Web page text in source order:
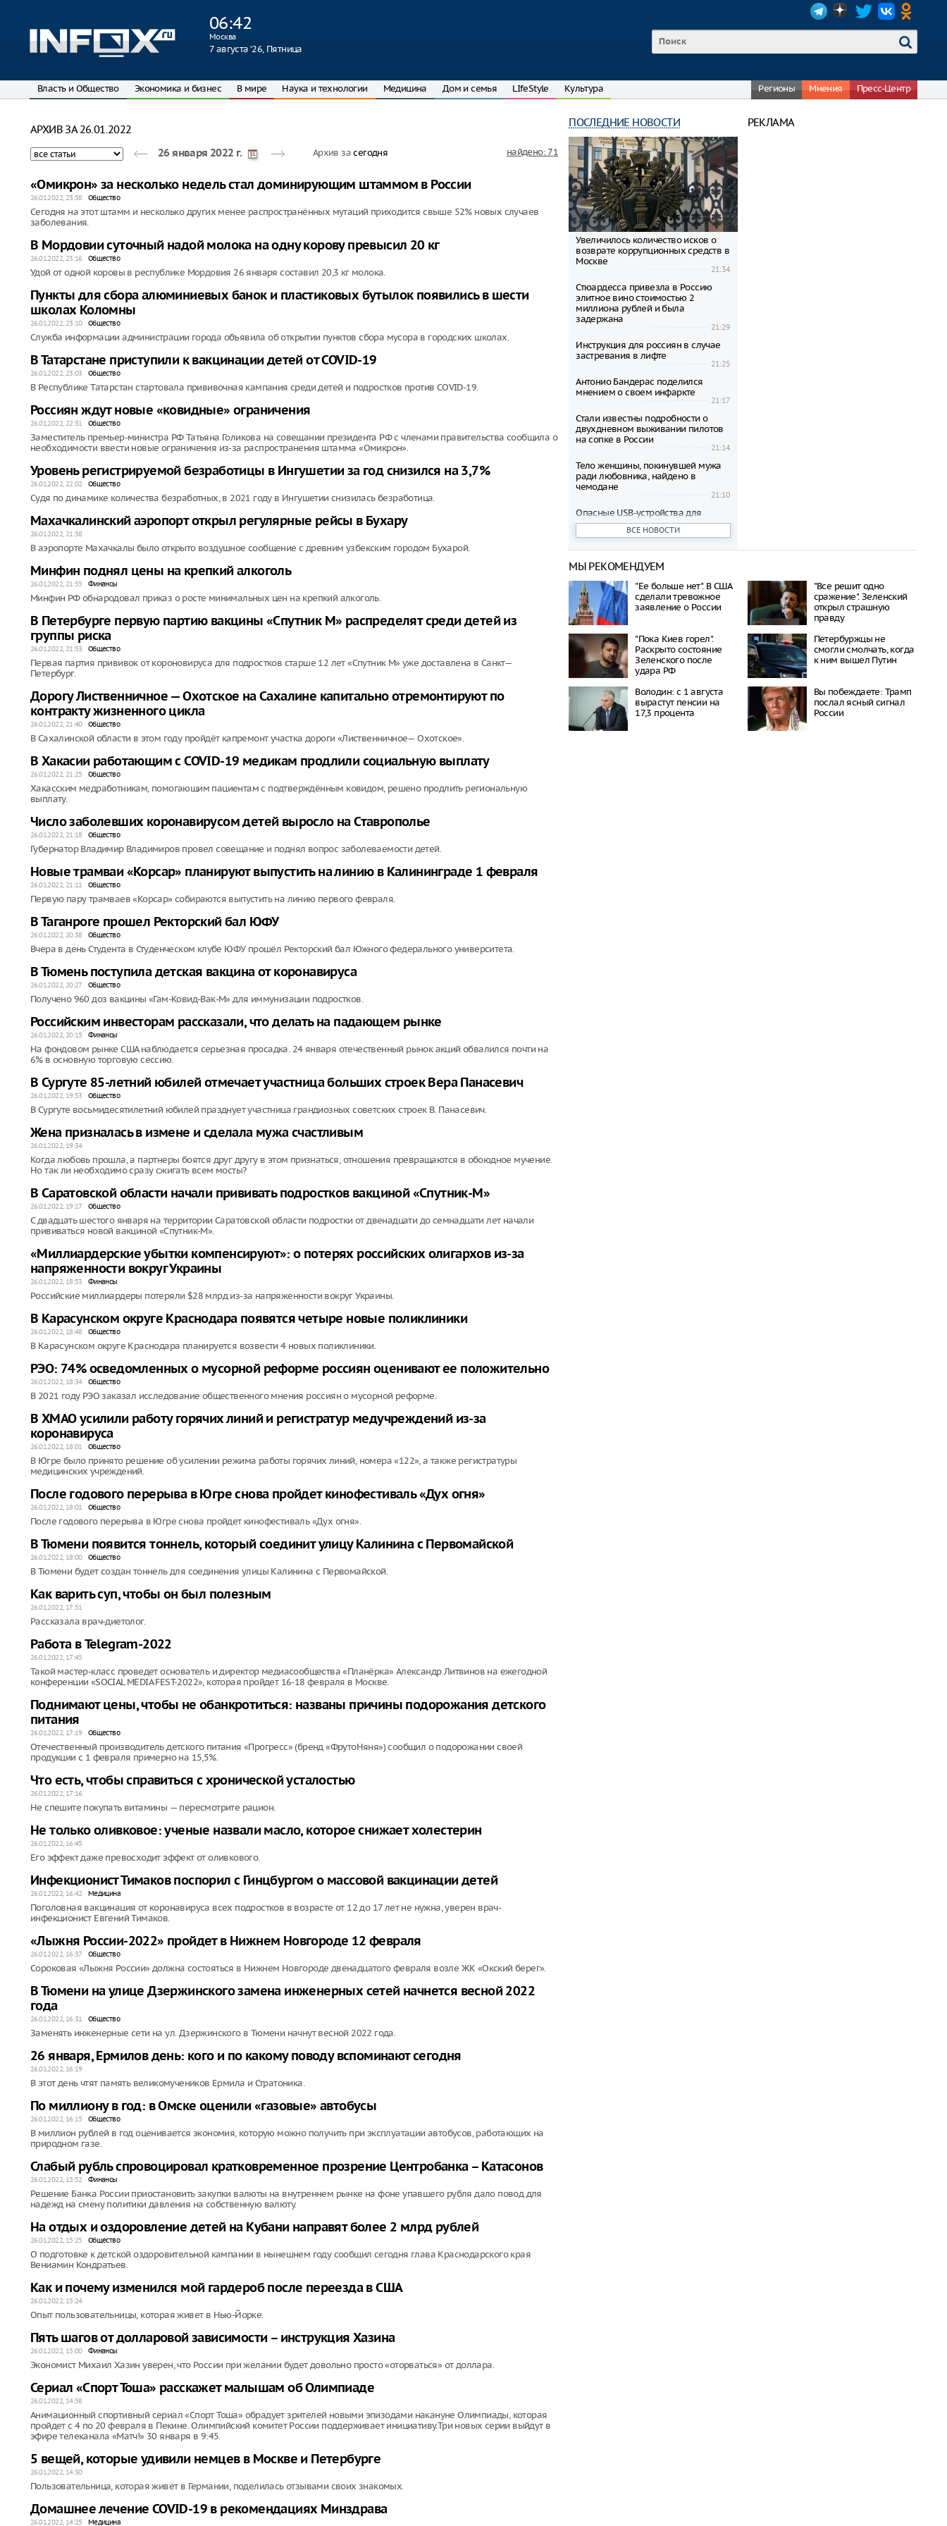
06:42
Москва
7 августа ‘26, Пятница
Власть и Общество Экономика и бизнес В мире Наука и технологии Медицина Дом и семья LIfeStyle Культура Регионы Мнения Пресс-Центр
АРХИВ ЗА 26.01.2022
26 января 2022 г. Архив засегодня найдено: 71
«Омикрон» за несколько недель стал доминирующим штаммом в России
26.01.2022, 23:58 Общество
Сегодня на этот штамм и несколько других менее распространённых мутаций приходится свыше 52% новых случаев
заболевания.
В Мордовии суточный надой молока на одну корову превысил 20 кг
26.01.2022, 23:16 Общество
Удой от одной коровы в республике Мордовия 26 января составил 20,3 кг молока.
Пункты для сбора алюминиевых банок и пластиковых бутылок появились в шести
школах Коломны
26.01.2022, 23:10 Общество
Служба информации администрации города объявила об открытии пунктов сбора мусора в городских школах.
В Татарстане приступили к вакцинации детей от COVID-19
26.01.2022, 23:03 Общество
В Республике Татарстан стартовала прививочная кампания среди детей и подростков против COVID-19.
Россиян ждут новые «ковидные» ограничения
26.01.2022, 22:31 Общество
Заместитель премьер-министра РФ Татьяна Голикова на совещании президента РФ с членами правительства сообщила о
необходимости ввести новые ограничения из-за распространения штамма «Омикрон».
Уровень регистрируемой безработицы в Ингушетии за год снизился на 3,7%
26.01.2022, 22:02 Общество
Судя по динамике количества безработных, в 2021 году в Ингушетии снизилась безработица.
Махачкалинский аэропорт открыл регулярные рейсы в Бухару
26.01.2022, 21:58
В аэропорте Махачкалы было открыто воздушное сообщение с древним узбекским городом Бухарой.
Минфин поднял цены на крепкий алкоголь
26.01.2022, 21:55 Финансы
Минфин РФ обнародовал приказ о росте минимальных цен на крепкий алкоголь.
В Петербурге первую партию вакцины «Спутник М» распределят среди детей из
группы риска
26.01.2022, 21:53 Общество
Первая партия прививок от короновируса для подростков старше 12 лет «Спутник М» уже доставлена в Санкт—
Петербург.
Дорогу Лиственничное — Охотское на Сахалине капитально отремонтируют по
контракту жизненного цикла
26.01.2022, 21:40 Общество
В Сахалинской области в этом году пройдёт капремонт участка дороги «Лиственничное— Охотское».
В Хакасии работающим с COVID-19 медикам продлили социальную выплату
26.01.2022, 21:25 Общество
Хакасским медработникам, помогающим пациентам с подтверждённым ковидом, решено продлить региональную
выплату.
Число заболевших коронавирусом детей выросло на Ставрополье
26.01.2022, 21:18 Общество
Губернатор Владимир Владимиров провел совещание и поднял вопрос заболеваемости детей.
Новые трамваи «Корсар» планируют выпустить на линию в Калининграде 1 февраля
26.01.2022, 21:11 Общество
Первую пару трамваев «Корсар» собираются выпустить на линию первого февраля.
В Таганроге прошел Ректорский бал ЮФУ
26.01.2022, 20:38 Общество
Вчера в день Студента в Студенческом клубе ЮФУ прошёл Ректорский бал Южного федерального университета.
В Тюмень поступила детская вакцина от коронавируса
26.01.2022, 20:27 Общество
Получено 960 доз вакцины «Гам-Ковид-Вак-М» для иммунизации подростков.
Российским инвесторам рассказали, что делать на падающем рынке
26.01.2022, 20:15 Финансы
На фондовом рынке США наблюдается серьезная просадка. 24 января отечественный рынок акций обвалился почти на
6% в основную торговую сессию.
В Сургуте 85-летний юбилей отмечает участница больших строек Вера Панасевич
26.01.2022, 19:53 Общество
В Сургуте восьмидесятилетний юбилей празднует участница грандиозных советских строек В. Панасевич.
Жена призналась в измене и сделала мужа счастливым
26.01.2022, 19:34
Когда любовь прошла, а партнеры боятся друг другу в этом признаться, отношения превращаются в обоюдное мучение.
Но так ли необходимо сразу сжигать всем мосты?
В Саратовской области начали прививать подростков вакциной «Спутник-М»
26.01.2022, 19:17 Общество
С двадцать шестого января на территории Саратовской области подростки от двенадцати до семнадцати лет начали
прививаться новой вакциной «Спутник-М».
«Миллиардерские убытки компенсируют»: о потерях российских олигархов из-за
напряженности вокруг Украины
26.01.2022, 18:53 Финансы
Российские миллиардеры потеряли $28 млрд из-за напряженности вокруг Украины.
В Карасунском округе Краснодара появятся четыре новые поликлиники
26.01.2022, 18:48 Общество
В Карасунском округе Краснодара планируется возвести 4 новых поликлиники.
РЭО: 74% осведомленных о мусорной реформе россиян оценивают ее положительно
26.01.2022, 18:34 Общество
В 2021 году РЭО заказал исследование общественного мнения россиян о мусорной реформе.
В ХМАО усилили работу горячих линий и регистратур медучреждений из-за
коронавируса
26.01.2022, 18:01 Общество
В Югре было принято решение об усилении режима работы горячих линий, номера «122», а также регистратуры
медицинских учреждений.
После годового перерыва в Югре снова пройдет кинофестиваль «Дух огня»
26.01.2022, 18:01 Общество
После годового перерыва в Югре снова пройдет кинофестиваль «Дух огня».
В Тюмени появится тоннель, который соединит улицу Калинина с Первомайской
26.01.2022, 18:00 Общество
В Тюмени будет создан тоннель для соединения улицы Калинина с Первомайской.
Как варить суп, чтобы он был полезным
26.01.2022, 17:51
Рассказала врач-диетолог.
Работа в Telegram-2022
26.01.2022, 17:45
Такой мастер-класс проведет основатель и директор медиасообщества «Планёрка» Александр Литвинов на ежегодной
конференции «SOCIAL MEDIA FEST-2022», которая пройдет 16-18 февраля в Москве.
Поднимают цены, чтобы не обанкротиться: названы причины подорожания детского
питания
26.01.2022, 17:19 Общество
Отечественный производитель детского питания «Прогресс» (бренд «ФрутоНяня») сообщил о подорожании своей
продукции с 1 февраля примерно на 15,5%.
Что есть, чтобы справиться с хронической усталостью
26.01.2022, 17:16
Не спешите покупать витамины — пересмотрите рацион.
Не только оливковое: ученые назвали масло, которое снижает холестерин
26.01.2022, 16:45
Его эффект даже превосходит эффект от оливкового.
Инфекционист Тимаков поспорил с Гинцбургом о массовой вакцинации детей
26.01.2022, 16:42 Медицина
Поголовная вакцинация от коронавируса всех подростков в возрасте от 12 до 17 лет не нужна, уверен врач-
инфекционист Евгений Тимаков.
«Лыжня России-2022» пройдет в Нижнем Новгороде 12 февраля
26.01.2022, 16:37 Общество
Сороковая «Лыжня России» должна состояться в Нижнем Новгороде двенадцатого февраля возле ЖК «Окский берег».
В Тюмени на улице Дзержинского замена инженерных сетей начнется весной 2022
года
26.01.2022, 16:31 Общество
Заменять инженерные сети на ул. Дзержинского в Тюмени начнут весной 2022 года.
26 января, Ермилов день: кого и по какому поводу вспоминают сегодня
26.01.2022, 16:19
В этот день чтят память великомучеников Ермила и Стратоника.
По миллиону в год: в Омске оценили «газовые» автобусы
26.01.2022, 16:15 Общество
В миллион рублей в год оценивается экономия, которую можно получить при эксплуатации автобусов, работающих на
природном газе.
Слабый рубль спровоцировал кратковременное прозрение Центробанка – Катасонов
26.01.2022, 15:52 Финансы
Решение Банка России приостановить закупки валюты на внутреннем рынке на фоне упавшего рубля дало повод для
надежд на смену политики давления на собственную валюту.
На отдых и оздоровление детей на Кубани направят более 2 млрд рублей
26.01.2022, 15:25 Общество
О подготовке к детской оздоровительной кампании в нынешнем году сообщил сегодня глава Краснодарского края
Вениамин Кондратьев.
Как и почему изменился мой гардероб после переезда в США
26.01.2022, 15:24
Опыт пользовательницы, которая живет в Нью-Йорке.
Пять шагов от долларовой зависимости – инструкция Хазина
26.01.2022, 15:00 Финансы
Экономист Михаил Хазин уверен, что России при желании будет довольно просто «оторваться» от доллара.
Сериал «Спорт Тоша» расскажет малышам об Олимпиаде
26.01.2022, 14:58
Анимационный спортивный сериал «Спорт Тоша» обрадует зрителей новыми эпизодами накануне Олимпиады, которая
пройдет с 4 по 20 февраля в Пекине. Олимпийский комитет России поддерживает инициативу.Три новых серии выйдут в
эфире телеканала «Матч!» 30 января в 9:45.
5 вещей, которые удивили немцев в Москве и Петербурге
26.01.2022, 14:30
Пользовательница, которая живет в Германии, поделилась отзывами своих знакомых.
Домашнее лечение COVID-19 в рекомендациях Минздрава
26.01.2022, 14:25 Медицина
ПОСЛЕДНИЕ НОВОСТИ
Увеличилось количество исков о
возврате коррупционных средств в
Москве
21:34
Стюардесса привезла в Россию
элитное вино стоимостью 2
миллиона рублей и была
задержана
21:29
Инструкция для россиян в случае
застревания в лифте
21:25
Антонио Бандерас поделился
мнением о своем инфаркте
21:17
Стали известны подробности о
двухдневном выживании пилотов
на сопке в России
21:14
Тело женщины, покинувшей мужа
ради любовника, найдено в
чемодане
21:10
Опасные USB-устройства для
вашего компьютера
Мужчина пропал в Катуни после
падения из лодки в Алтае
Жителей Москвы настоятельно
просят избегать укрытий под
определёнными деревьями во
время непогоды
Минтранс вводит меры по защите
дорог от атак БПЛА в список
дорожных ремонтных работ
Фильм "Последний богатырь.
Колобок" собрал почти 45
миллионов рублей в день
премьеры
ВСЕ НОВОСТИ
РЕКЛАМА
МЫ РЕКОМЕНДУЕМ
"Ее больше нет". В США
сделали тревожное
заявление о России
"Все решит одно
сражение". Зеленский
открыл страшную
правду
"Пока Киев горел".
Раскрыто состояние
Зеленского после
удара РФ
Петербуржцы не
смогли смолчать, когда
к ним вышел Путин
Володин: с 1 августа
вырастут пенсии на
17,3 процента
Вы побеждаете: Трамп
послал ясный сигнал
России